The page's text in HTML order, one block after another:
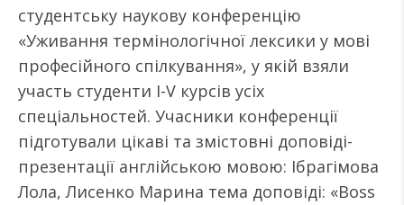
студентську наукову конференцію
«Уживання термінологічної лексики у мові
професійного спілкування», у якій взяли
участь студенти I-V курсів усіх
спеціальностей. Учасники конференції
підготували цікаві та змістовні доповіді-
презентації англійською мовою: Ібрагімова
Лола, Лисенко Марина тема доповіді: «Boss